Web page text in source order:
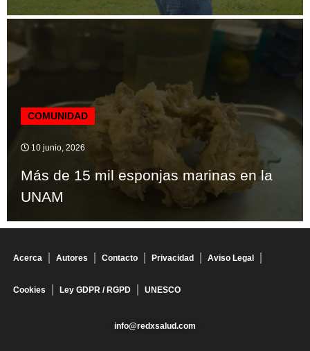
COMUNIDAD
10 junio, 2026
Más de 15 mil esponjas marinas en la
UNAM
Acerca Autores Contacto Privacidad Aviso Legal
Cookies Ley GDPR / RGPD UNESCO
info@redxsalud.com